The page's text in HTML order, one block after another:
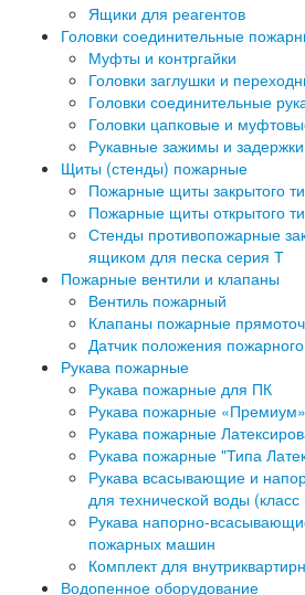
Ящики для реагентов
Головки соединительные
Муфты и контргайки
Головки заглушки и
Головки соединительные
Головки цапковые и
Рукавные зажимы и задержки
Щиты (стенды) пожарные
Пожарные щиты закрытого
Пожарные щиты открытого
Стенды противопожарные
ящиком для песка серия Т
Пожарные вентили и клапаны
Вентиль пожарный
Клапаны пожарные
Датчик положения
Рукава пожарные
Рукава пожарные для ПК
Рукава пожарные «Премиум»
Рукава пожарные
Рукава пожарные "Типа
Рукава всасывающие и
для технической воды (класс
Рукава напорно-
пожарных машин
Комплект для
Водопенное оборудование